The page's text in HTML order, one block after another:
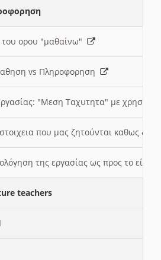
του ορου "μαθαίνω"
vs Πληροφορηση
"Μεση Ταχυτητα" με χρηση
που μας ζητούνται καθως
της εργασίας ως προς το
teachers